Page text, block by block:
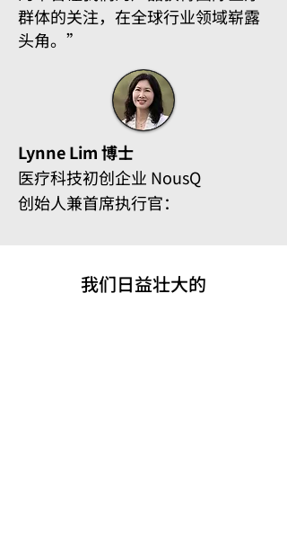
群体的关注，在全球行业领域崭露
头角。”
Lynne Lim 博士​
医疗科技初创企业 NousQ ​
创始人兼首席执行官：
我们日益壮大的